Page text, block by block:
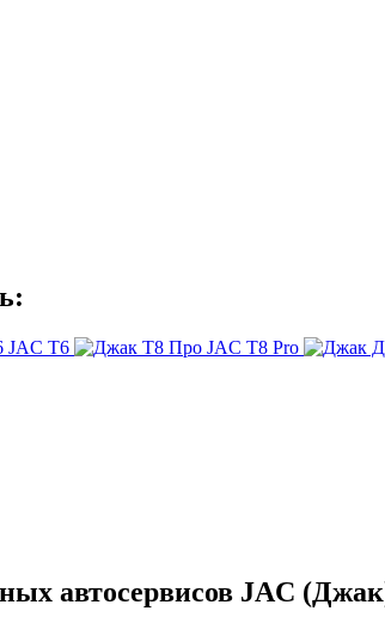
JAC T6 JAC T8 Pro
автосервисов JAC